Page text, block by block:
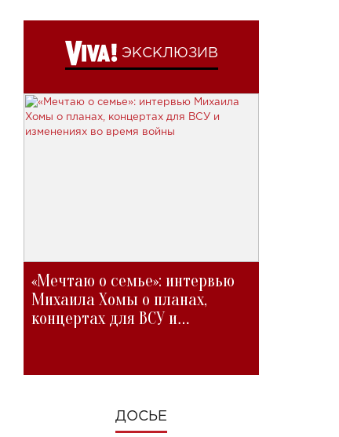
ЭКСКЛЮЗИВ
«Мечтаю о семье»: интервью
Михаила Хомы о планах,
концертах для ВСУ и
ДОСЬЕ